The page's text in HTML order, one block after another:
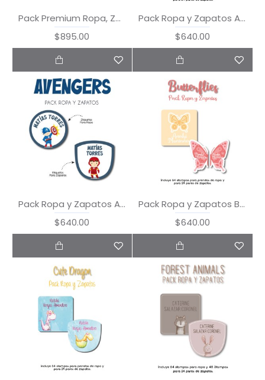
Pack Premium Ropa, Zapatos y Escuela Trucks
$895.00
Pack Ropa y Zapatos Animal Teams
$640.00
Pack Ropa y Zapatos Avengers
$640.00
Pack Ropa y Zapatos Butterflies
$640.00